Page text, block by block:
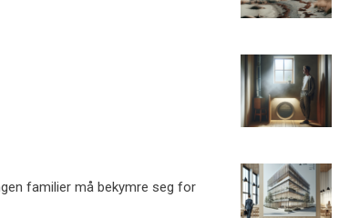
familier må bekymre seg for